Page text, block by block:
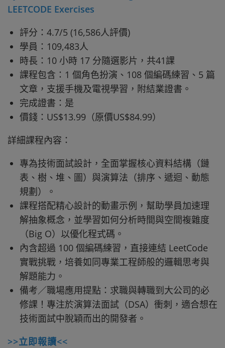
LEETCODE Exercises
評分：4.7/5 (16,586人評價)
學員：109,483人
時長：10 小時 17 分隨選影片，共41課
課程包含：1 個角色扮演、108 個編碼練習、5 篇
文章，支援手機及電視學習，附結業證書。
完成證書：是
價錢：US$13.99（原價US$84.99）
詳細課程內容：
專為技術面試設計，全面掌握核心資料結構（鏈
表、樹、堆、圖）與演算法（排序、遞迴、動態
規劃）。
課程搭配精心設計的動畫示例，幫助學員加速理
解抽象概念，並學習如何分析時間與空間複雜度
（Big O）以優化程式碼。
內含超過 100 個編碼練習，直接連結 LeetCode
實戰挑戰，培養如同專業工程師般的邏輯思考與
解題能力。
備考／職場應用提點：求職與轉職到大公司的必
修課！專注於演算法面試（DSA）衝刺，適合想在
技術面試中脫穎而出的開發者。
>>立即報讀<<